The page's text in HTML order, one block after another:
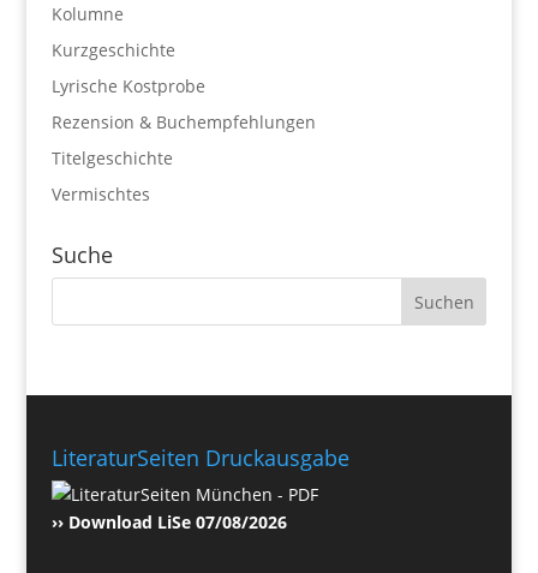
Kolumne
Kurzgeschichte
Lyrische Kostprobe
Rezension & Buchempfehlungen
Titelgeschichte
Vermischtes
Suche
LiteraturSeiten Druckausgabe
›› Download LiSe 07/08/2026